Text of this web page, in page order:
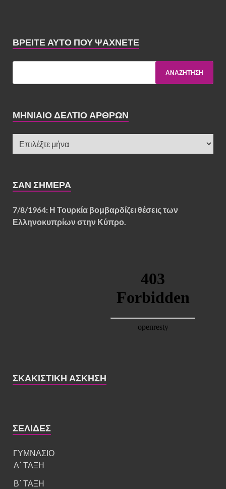
ΒΡΕΊΤΕ ΑΥΤΌ ΠΟΥ ΨΆΧΝΕΤΕ
ΜΗΝΙΑΙΟ ΔΕΛΤΙΟ ΑΡΘΡΩΝ
ΣΑΝ ΣΉΜΕΡΑ
7/8/1964: Η Τουρκία βομβαρδίζει θέσεις των
Ελληνοκυπρίων στην Κύπρο.
ΣΚΑΚΙΣΤΙΚΉ ΆΣΚΗΣΗ
ΣΕΛΊΔΕΣ
ΓΥΜΝΑΣΙΟ
Α΄ ΤΑΞΗ
Β΄ ΤΑΞΗ